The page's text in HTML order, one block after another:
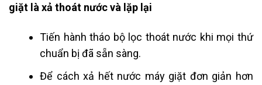
giặt là xả thoát nước và lặp lại
Tiến hành tháo bộ lọc thoát nước khi mọi thứ
chuẩn bị đã sẵn sàng.
Để cách xả hết nước máy giặt đơn giản hơn